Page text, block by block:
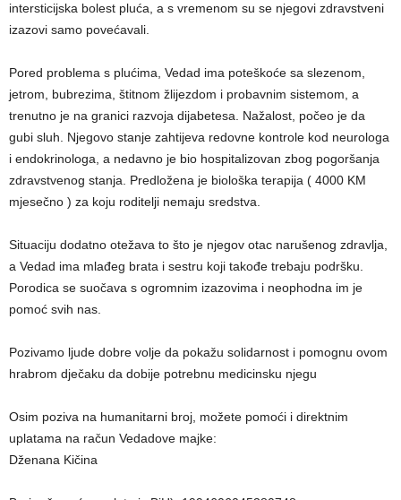
intersticijska bolest pluća, a s vremenom su se njegovi zdravstveni
izazovi samo povećavali.
Pored problema s plućima, Vedad ima poteškoće sa slezenom,
jetrom, bubrezima, štitnom žlijezdom i probavnim sistemom, a
trenutno je na granici razvoja dijabetesa. Nažalost, počeo je da
gubi sluh. Njegovo stanje zahtijeva redovne kontrole kod neurologa
i endokrinologa, a nedavno je bio hospitalizovan zbog pogoršanja
zdravstvenog stanja. Predložena je biološka terapija ( 4000 KM
mjesečno ) za koju roditelji nemaju sredstva.
Situaciju dodatno otežava to što je njegov otac narušenog zdravlja,
a Vedad ima mlađeg brata i sestru koji takođe trebaju podršku.
Porodica se suočava s ogromnim izazovima i neophodna im je
pomoć svih nas.
Pozivamo ljude dobre volje da pokažu solidarnost i pomognu ovom
hrabrom dječaku da dobije potrebnu medicinsku njegu
Osim poziva na humanitarni broj, možete pomoći i direktnim
uplatama na račun Vedadove majke:
Dženana Kičina